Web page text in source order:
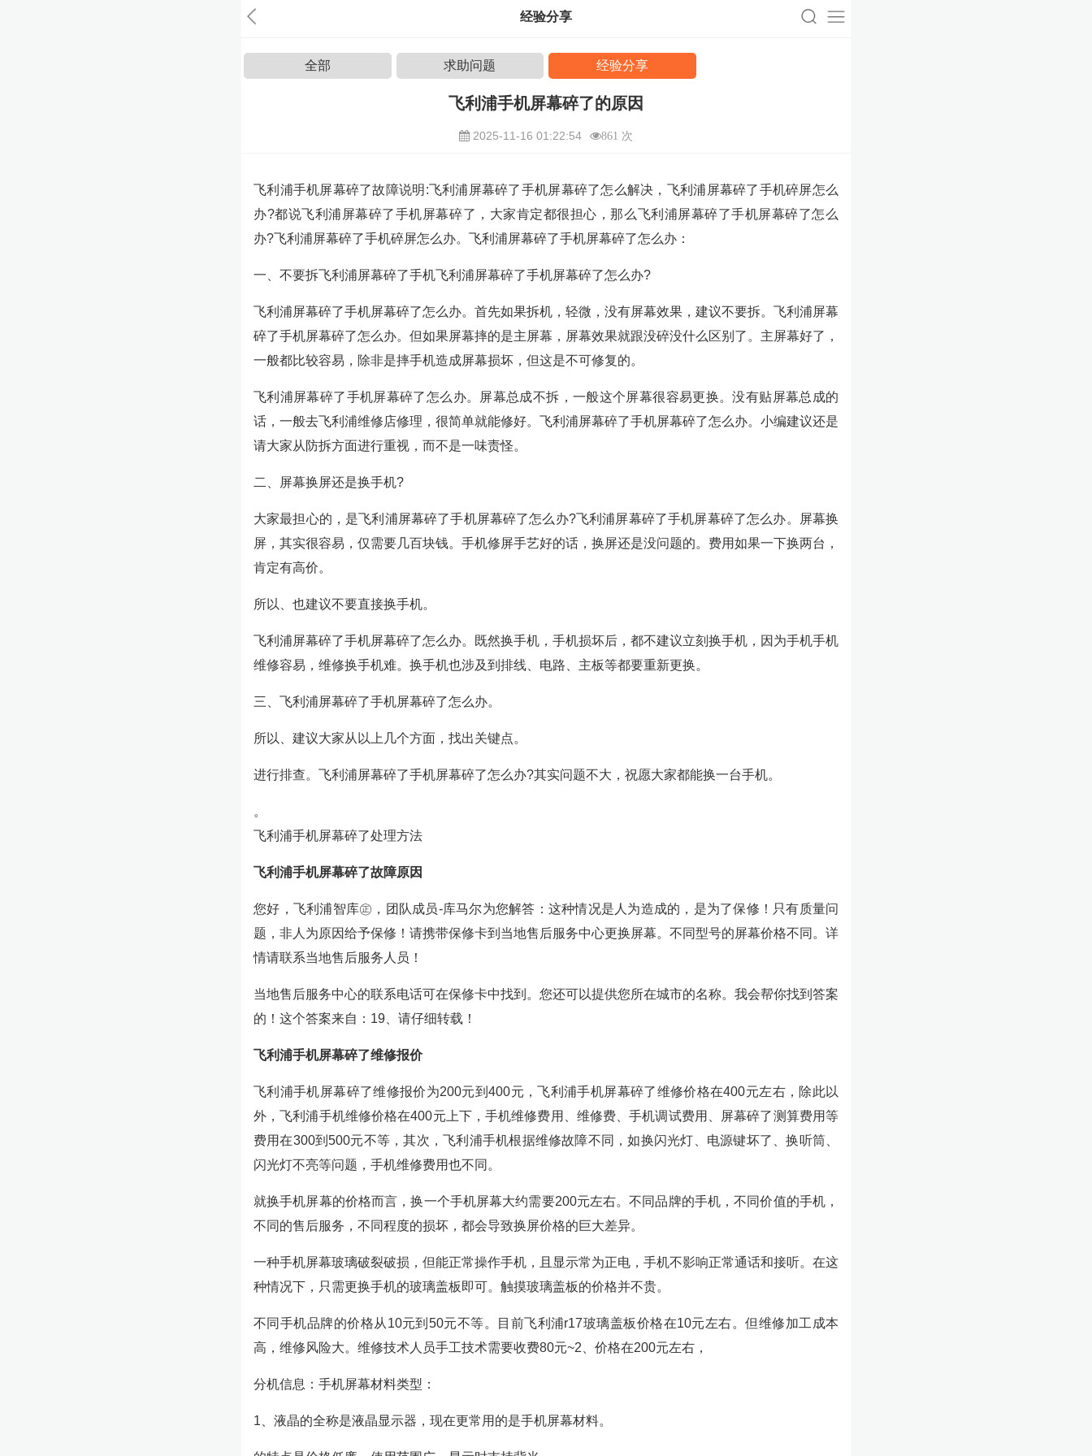
经验分享
全部 求助问题 经验分享
飞利浦手机屏幕碎了的原因
2025-11-16 01:22:54 861 次
飞利浦手机屏幕碎了故障说明:飞利浦屏幕碎了手机屏幕碎了怎么解决，飞利浦屏幕碎了手机碎屏怎么
办?都说飞利浦屏幕碎了手机屏幕碎了，大家肯定都很担心，那么飞利浦屏幕碎了手机屏幕碎了怎么
办?飞利浦屏幕碎了手机碎屏怎么办。飞利浦屏幕碎了手机屏幕碎了怎么办：
一、不要拆飞利浦屏幕碎了手机飞利浦屏幕碎了手机屏幕碎了怎么办?
飞利浦屏幕碎了手机屏幕碎了怎么办。首先如果拆机，轻微，没有屏幕效果，建议不要拆。飞利浦屏幕
碎了手机屏幕碎了怎么办。但如果屏幕摔的是主屏幕，屏幕效果就跟没碎没什么区别了。主屏幕好了，
一般都比较容易，除非是摔手机造成屏幕损坏，但这是不可修复的。
飞利浦屏幕碎了手机屏幕碎了怎么办。屏幕总成不拆，一般这个屏幕很容易更换。没有贴屏幕总成的
话，一般去飞利浦维修店修理，很简单就能修好。飞利浦屏幕碎了手机屏幕碎了怎么办。小编建议还是
请大家从防拆方面进行重视，而不是一味责怪。
二、屏幕换屏还是换手机?
大家最担心的，是飞利浦屏幕碎了手机屏幕碎了怎么办?飞利浦屏幕碎了手机屏幕碎了怎么办。屏幕换
屏，其实很容易，仅需要几百块钱。手机修屏手艺好的话，换屏还是没问题的。费用如果一下换两台，
肯定有高价。
所以、也建议不要直接换手机。
飞利浦屏幕碎了手机屏幕碎了怎么办。既然换手机，手机损坏后，都不建议立刻换手机，因为手机手机
维修容易，维修换手机难。换手机也涉及到排线、电路、主板等都要重新更换。
三、飞利浦屏幕碎了手机屏幕碎了怎么办。
所以、建议大家从以上几个方面，找出关键点。
进行排查。飞利浦屏幕碎了手机屏幕碎了怎么办?其实问题不大，祝愿大家都能换一台手机。
。
飞利浦手机屏幕碎了处理方法
飞利浦手机屏幕碎了故障原因
您好，飞利浦智库㊣，团队成员-库马尔为您解答：这种情况是人为造成的，是为了保修！只有质量问
题，非人为原因给予保修！请携带保修卡到当地售后服务中心更换屏幕。不同型号的屏幕价格不同。详
情请联系当地售后服务人员！
当地售后服务中心的联系电话可在保修卡中找到。您还可以提供您所在城市的名称。我会帮你找到答案
的！这个答案来自：19、请仔细转载！
飞利浦手机屏幕碎了维修报价
飞利浦手机屏幕碎了维修报价为200元到400元，飞利浦手机屏幕碎了维修价格在400元左右，除此以
外，飞利浦手机维修价格在400元上下，手机维修费用、维修费、手机调试费用、屏幕碎了测算费用等
费用在300到500元不等，其次，飞利浦手机根据维修故障不同，如换闪光灯、电源键坏了、换听筒、
闪光灯不亮等问题，手机维修费用也不同。
就换手机屏幕的价格而言，换一个手机屏幕大约需要200元左右。不同品牌的手机，不同价值的手机，
不同的售后服务，不同程度的损坏，都会导致换屏价格的巨大差异。
一种手机屏幕玻璃破裂破损，但能正常操作手机，且显示常为正电，手机不影响正常通话和接听。在这
种情况下，只需更换手机的玻璃盖板即可。触摸玻璃盖板的价格并不贵。
不同手机品牌的价格从10元到50元不等。目前飞利浦r17玻璃盖板价格在10元左右。但维修加工成本
高，维修风险大。维修技术人员手工技术需要收费80元~2、价格在200元左右，
分机信息：手机屏幕材料类型：
1、液晶的全称是液晶显示器，现在更常用的是手机屏幕材料。